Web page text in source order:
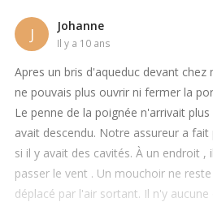
J Johanne
il y a 10 ans
Apres un bris d'aqueduc devant chez
ne pouvais plus ouvrir ni fermer la
Le penne de la poignée n'arrivait
avait descendu. Notre assureur a
si il y avait des cavités. À un endroit ,
passer le vent . Un mouchoir ne
déplacé par l'air sortant. Il n'y